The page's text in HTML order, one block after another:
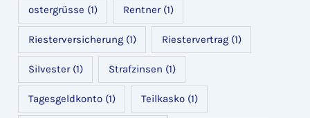
ostergrüsse (1) Rentner(1)
Riesterversicherung(1) Riestervertrag(1)
SiIvester(1) Strafzinsen (1)
Tagesgeldkonto(1) Teilkasko(1)